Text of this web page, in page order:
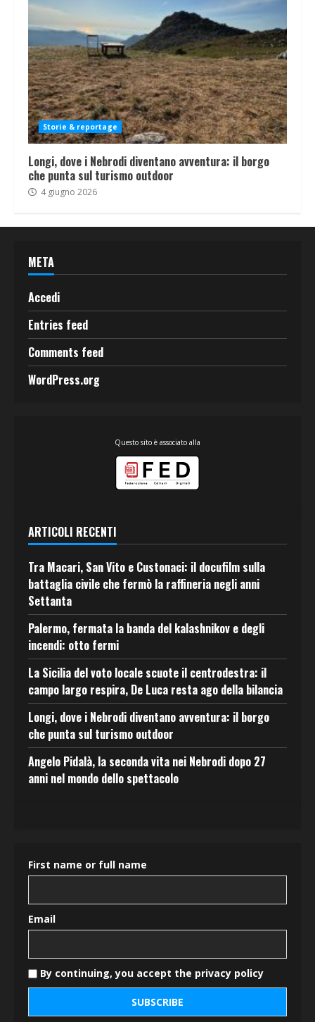
Storie & reportage
Longi, dove i Nebrodi diventano avventura: il borgo
che punta sul turismo outdoor
4 giugno 2026
META
Accedi
Entries feed
Comments feed
WordPress.org
Questo sito è associato alla
ARTICOLI RECENTI
Tra Macari, San Vito e Custonaci: il docufilm sulla
battaglia civile che fermò la raffineria negli anni
Settanta
Palermo, fermata la banda del kalashnikov e degli
incendi: otto fermi
La Sicilia del voto locale scuote il centrodestra: il
campo largo respira, De Luca resta ago della bilancia
Longi, dove i Nebrodi diventano avventura: il borgo
che punta sul turismo outdoor
Angelo Pidalà, la seconda vita nei Nebrodi dopo 27
anni nel mondo dello spettacolo
First name or full name
Email
By continuing, you accept the privacy policy